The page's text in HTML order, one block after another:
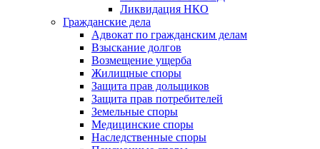
Ликвидация НКО
Гражданские дела
Адвокат по гражданским делам
Взыскание долгов
Возмещение ущерба
Жилищные споры
Защита прав дольщиков
Защита прав потребителей
Земельные споры
Медицинские споры
Наследственные споры